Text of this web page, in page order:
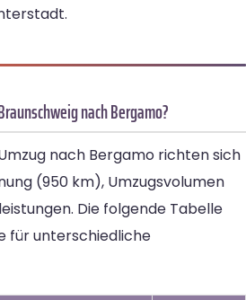
nach Bergamo?
nach Bergamo richten sich
(950 km), Umzugsvolumen
Die folgende Tabelle
für unterschiedliche